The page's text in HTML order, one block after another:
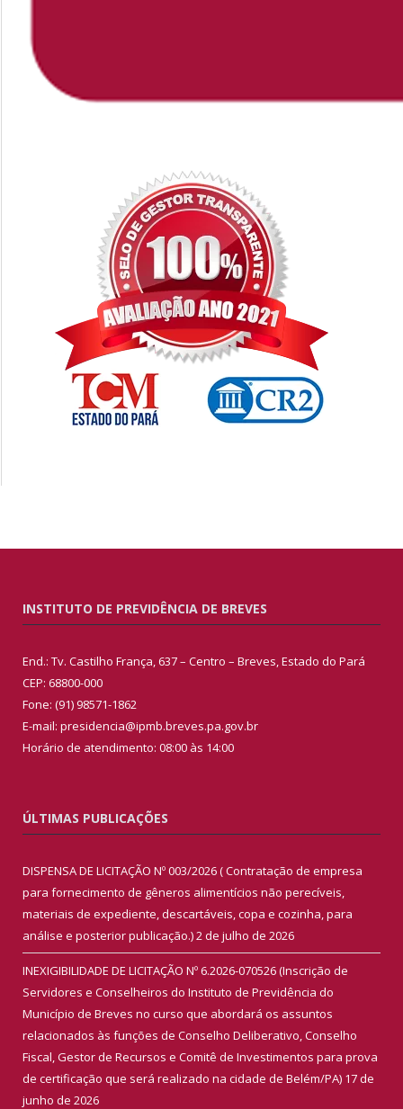
INSTITUTO DE PREVIDÊNCIA DE BREVES
End.: Tv. Castilho França, 637 – Centro – Breves, Estado do Pará
CEP: 68800-000
Fone: (91) 98571-1862
E-mail: presidencia@ipmb.breves.pa.gov.br
Horário de atendimento: 08:00 às 14:00
ÚLTIMAS PUBLICAÇÕES
DISPENSA DE LICITAÇÃO Nº 003/2026 ( Contratação de empresa
para fornecimento de gêneros alimentícios não perecíveis,
materiais de expediente, descartáveis, copa e cozinha, para
análise e posterior publicação.)2 de julho de 2026
INEXIGIBILIDADE DE LICITAÇÃO Nº 6.2026-070526 (Inscrição de
Servidores e Conselheiros do Instituto de Previdência do
Município de Breves no curso que abordará os assuntos
relacionados às funções de Conselho Deliberativo, Conselho
Fiscal, Gestor de Recursos e Comitê de Investimentos para prova
de certificação que será realizado na cidade de Belém/PA) 17 de
junho de 2026